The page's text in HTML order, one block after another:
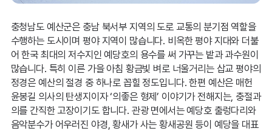
충청남도 예산군은 충남 북서부 지역의 도로 교통의 분기점 역할을
수행하는 도시이며 평야 지역이 많습니다. 비옥한 평야 지대와 더불
어 한국 최대의 저수지인 예당호의 용수를 써 가꾸는 밭과 과수원이
많습니다. 특히 이른 가을 아침 황금빛 벼로 너울거리는 삽교 평야의
정경은 예산의 절경 중 하나로 꼽힐 정도입니다. 한편 예산은 매헌
윤봉길 의사의 탄생지이자 ‘의좋은 형제’ 이야기가 전해지는, 충절과
의를 간직한 고장이기도 합니다. 관광 면에서는 예당호 출렁다리와
음악분수가 어우러진 야경, 황새가 사는 황새공원 등이 예당을 대표